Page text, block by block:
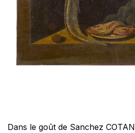
Dans le goût de Sanchez COTAN